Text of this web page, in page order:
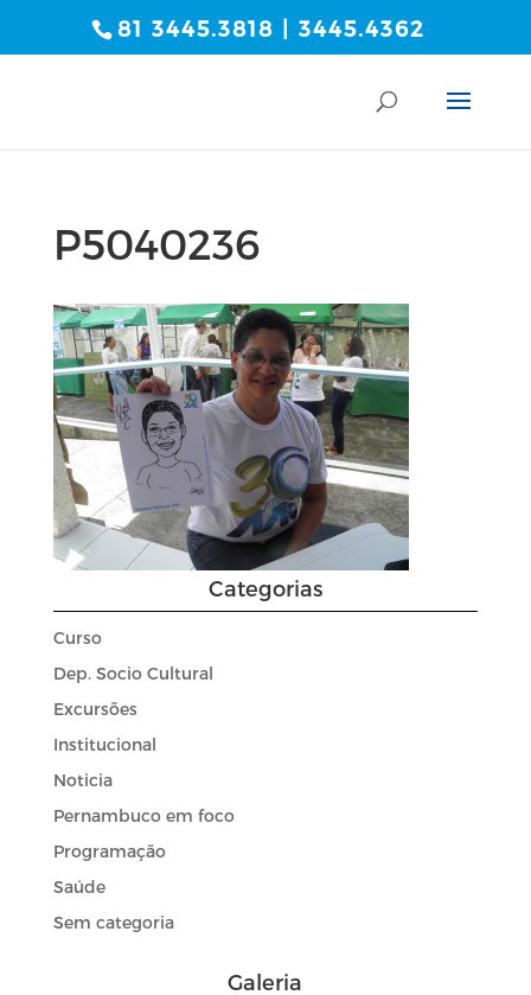
81 3445.3818 | 3445.4362
P5040236
Categorias
Curso
Dep. Socio Cultural
Excursões
Institucional
Noticia
Pernambuco em foco
Programação
Saúde
Sem categoria
Galeria